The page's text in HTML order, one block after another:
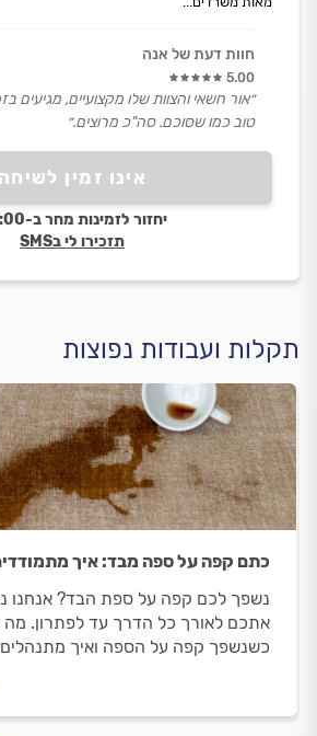
אינו זמין לשיחה
יחזור לזמינות מחר ב-08:00
תזכירו לי בSMS
חוות דעת של אנה
5.00
״אור חשאי והצוות שלו מקצועיים, מגיעים
טוב כמו שסוכם. סה"כ מרוצים.״
תקלות ועבודות נפוצות
כתם קפה על ספה מבד: איך
נשפך לכם קפה על ספת הבד? אנחנו
אתכם לאורך כל הדרך עד לפתרון. מה
כשנשפך קפה על הספה ואיך מתנהלים